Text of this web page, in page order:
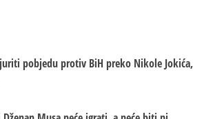
pobjedu protiv BiH preko Nikole Jokića,